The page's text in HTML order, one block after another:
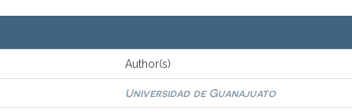
Author(s)
Universidad de Guanajuato